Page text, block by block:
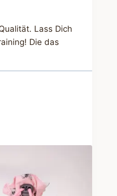
Lass Dich
Die das